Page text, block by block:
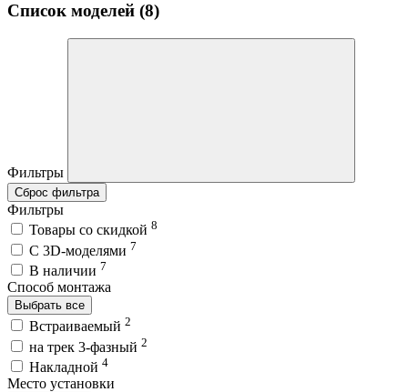
Список моделей (8)
Фильтры
Сброс фильтра
Фильтры
Товары со скидкой 8
C 3D-моделями 7
В наличии 7
Способ монтажа
Выбрать все
Встраиваемый 2
на трек 3-фазный 2
Накладной 4
Место установки